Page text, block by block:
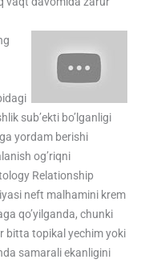
sub’ekti bo’lganligi
yordam berishi
og’riqni
Relationship
neft malhamini krem
qo’yilganda, chunki
bitta topikal yechim yoki
samarali ekanligini